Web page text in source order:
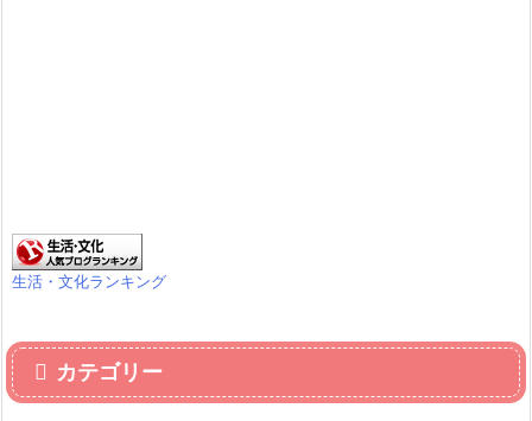
生活・文化ランキング
カテゴリー